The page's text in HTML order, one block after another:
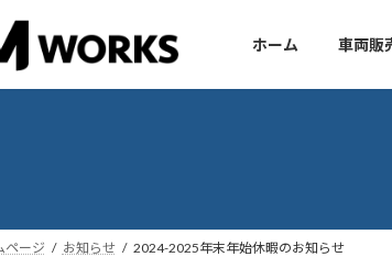
ホーム 車両販
ページ お知らせ 2024-2025年末年始休暇のお知らせ